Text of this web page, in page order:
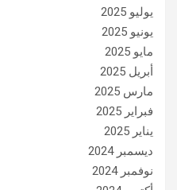
يوليو 2025
يونيو 2025
مايو 2025
أبريل 2025
مارس 2025
فبراير 2025
يناير 2025
ديسمبر 2024
نوفمبر 2024